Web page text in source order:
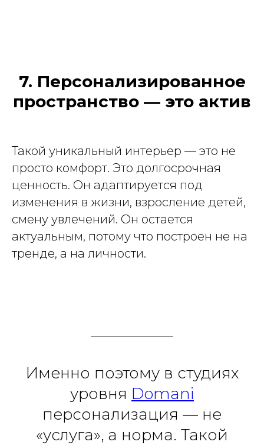
7. Персонализированное
пространство — это актив
Такой уникальный интерьер — это не
просто комфорт. Это долгосрочная
ценность. Он адаптируется под
изменения в жизни, взросление детей,
смену увлечений. Он остается
актуальным, потому что построен не на
тренде, а на личности.
Именно поэтому в студиях
уровня Domani
персонализация — не
«услуга», а норма. Такой